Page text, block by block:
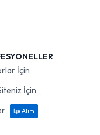
İçin
İçin
İşe Alım